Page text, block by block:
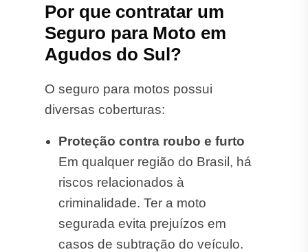
Por que contratar um
Seguro para Moto em
Agudos do Sul?
O seguro para motos possui
diversas coberturas:
Proteção contra roubo e furto
Em qualquer região do Brasil, há
riscos relacionados à
criminalidade. Ter a moto
segurada evita prejuízos em
casos de subtração do veículo.